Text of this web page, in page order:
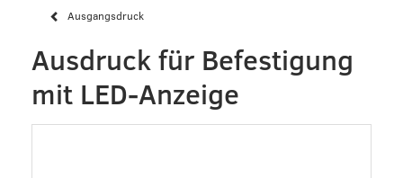
Ausgangsdruck
Ausdruck für Befestigung
mit LED-Anzeige